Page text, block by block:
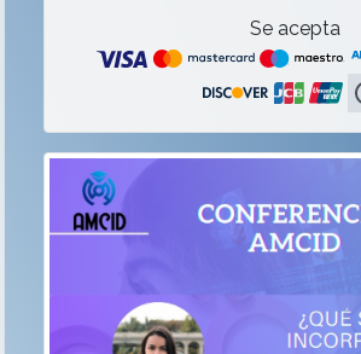
Se acepta